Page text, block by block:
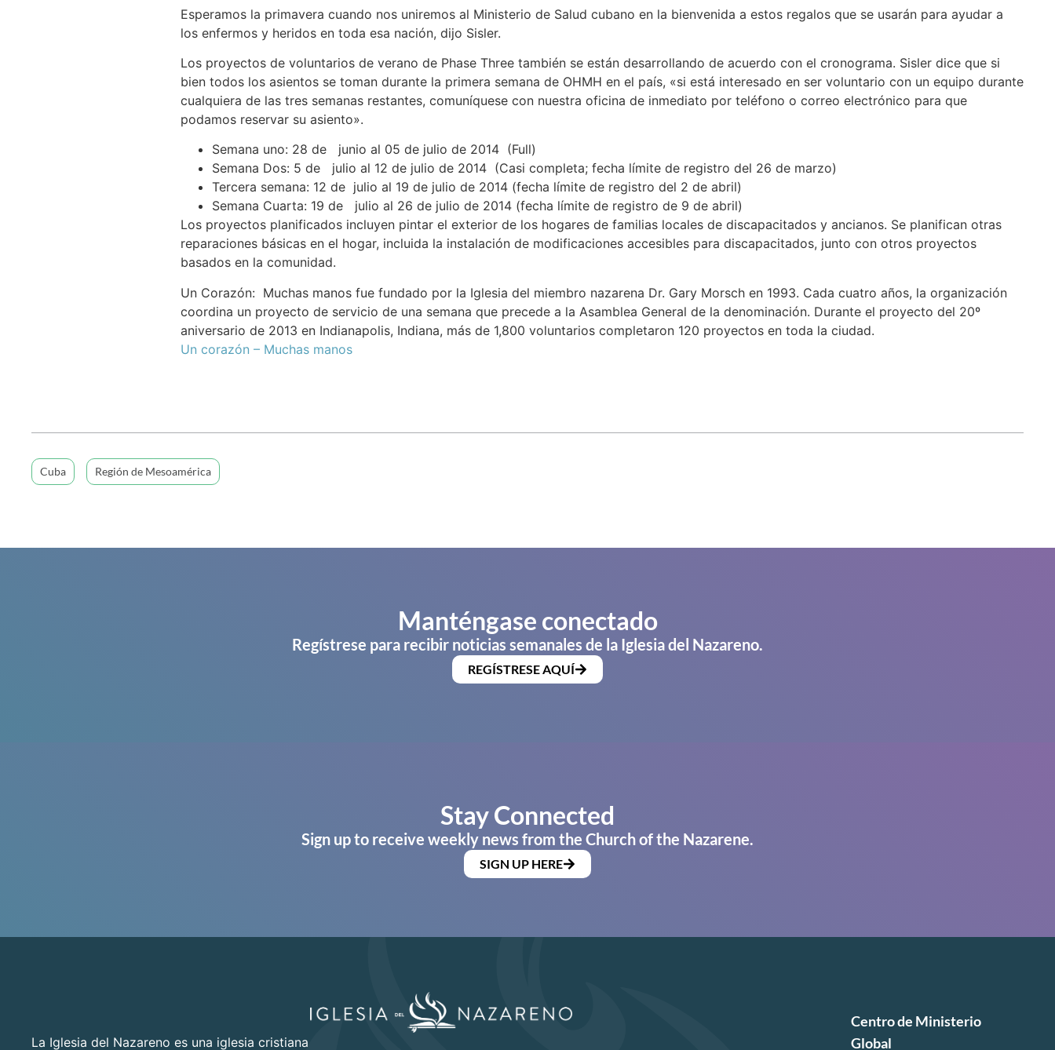
Esperamos la primavera cuando nos uniremos al Ministerio de Salud cubano en la bienvenida a estos regalos que se usarán para ayudar a
los enfermos y heridos en toda esa nación, dijo Sisler.
Los proyectos de voluntarios de verano de Phase Three también se están desarrollando de acuerdo con el cronograma. Sisler dice que si
bien todos los asientos se toman durante la primera semana de OHMH en el país, «si está interesado en ser voluntario con un equipo durante
cualquiera de las tres semanas restantes, comuníquese con nuestra oficina de inmediato por teléfono o correo electrónico para que
podamos reservar su asiento».
Semana uno: 28 de junio al 05 de julio de 2014 (Full)
Semana Dos: 5 de julio al 12 de julio de 2014 (Casi completa; fecha límite de registro del 26 de marzo)
Tercera semana: 12 de julio al 19 de julio de 2014 (fecha límite de registro del 2 de abril)
Semana Cuarta: 19 de julio al 26 de julio de 2014 (fecha límite de registro de 9 de abril)
Los proyectos planificados incluyen pintar el exterior de los hogares de familias locales de discapacitados y ancianos. Se planifican otras
reparaciones básicas en el hogar, incluida la instalación de modificaciones accesibles para discapacitados, junto con otros proyectos
basados en la comunidad.
Un Corazón: Muchas manos fue fundado por la Iglesia del miembro nazarena Dr. Gary Morsch en 1993. Cada cuatro años, la organización
coordina un proyecto de servicio de una semana que precede a la Asamblea General de la denominación. Durante el proyecto del 20º
aniversario de 2013 en Indianapolis, Indiana, más de 1,800 voluntarios completaron 120 proyectos en toda la ciudad.
Un corazón – Muchas manos
Cuba Región de Mesoamérica
Manténgase conectado
Regístrese para recibir noticias semanales de la Iglesia del Nazareno.
REGÍSTRESE AQUÍ
Stay Connected
Sign up to receive weekly news from the Church of the Nazarene.
SIGN UP HERE
La Iglesia del Nazareno es una iglesia cristiana
Centro de Ministerio
Global